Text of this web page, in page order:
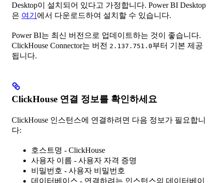
Desktop이 설치되어 있다고 가정합니다. Power BI Desktop
은 여기 에서 다운로드하여 설치할 수 있습니다.
Power BI는 최신 버전으로 업데이트하는 것이 좋습니다.
ClickHouse Connector는 버전 2.137.751.0부터 기본 제공
됩니다.
ClickHouse 연결 정보를 확인하세요
ClickHouse 인스턴스에 연결하려면 다음 정보가 필요합니
다:
호스트명 - ClickHouse
사용자 이름 - 사용자 자격 증명
비밀번호 - 사용자 비밀번호
데이터베이스 - 연결하려는 인스턴스의 데이터베이